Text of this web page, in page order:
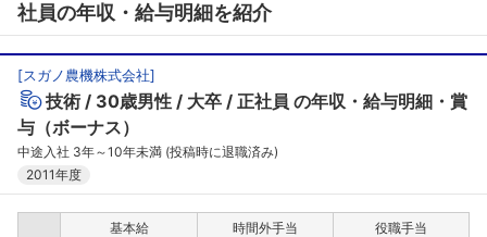
社員の年収・給与明細を紹介
[スガノ農機株式会社]
技術 30歳男性 大卒 正社員 の年収・給与明細・賞
与（ボーナス）
中途入社 3年～10年未満 (投稿時に退職済み)
2011年度
基本給 時間外手当
役職手当